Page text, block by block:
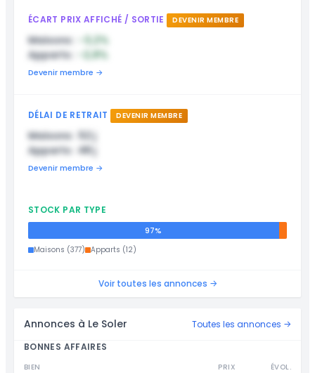
ÉCART PRIX AFFICHÉ / SORTIE DEVENIR MEMBRE
Maisons :
-3,2%
Apparts :
-2,8%
Devenir membre →
DÉLAI DE RETRAIT DEVENIR MEMBRE
Maisons : 52 j
Apparts : 48 j
Devenir membre →
STOCK PAR TYPE
97%
Maisons (377) Apparts (12)
Voir toutes les annonces →
Annonces à Le Soler
Toutes les annonces →
BONNES AFFAIRES
BIEN PRIX ÉVOL.